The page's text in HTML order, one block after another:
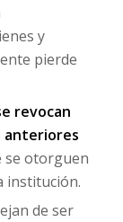
y
pierde
revocan
anteriores
se otorguen
institución.
de ser